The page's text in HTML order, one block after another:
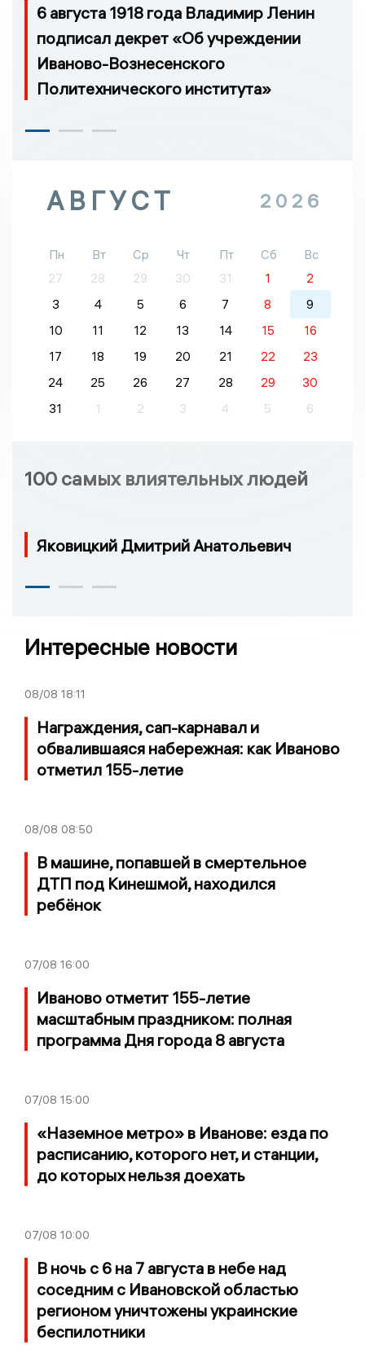
6 августа 1918 года Владимир Ленин
подписал декрет «Об учреждении
Иваново-Вознесенского
Политехнического института»
АВГУСТ 2026
Пн Вт Ср Чт Пт Сб
Вс
27
28 29 30 31 1
2
3
4 5 6 7 8
9
10
11 12 13 14 15
16
17
18 19 20 21 22
23
24
25 26 27 28 29
30
31
1 2 3 4 5 6
100 самых влиятельных людей
Яковицкий Дмитрий Анатольевич
Интересные новости
08/08 18:11
Награждения, сап-карнавал и
обвалившаяся набережная: как Иваново
отметил 155-летие
08/08 08:50
В машине, попавшей в смертельное
ДТП под Кинешмой, находился
ребёнок
07/08 16:00
Иваново отметит 155-летие
масштабным праздником: полная
программа Дня города 8 августа
07/08 15:00
«Наземное метро» в Иванове: езда по
расписанию, которого нет, и станции,
до которых нельзя доехать
07/08 10:00
В ночь с 6 на 7 августа в небе над
соседним с Ивановской областью
регионом уничтожены украинские
беспилотники